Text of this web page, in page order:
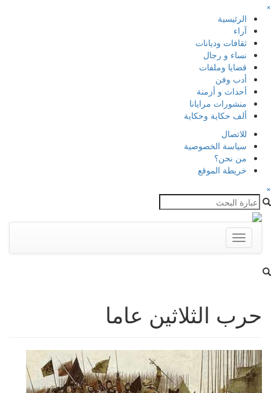
×
الرئيسية
آراء
ثقافات وديانات
نساء و رجال
قضايا وملفات
أدب وفن
أحداث و أزمنة
منشورات مرايانا
ألف حكاية وحكاية
للاتصال
سياسة الخصوصية
من نحن؟
خريطة الموقع
×
Toggle
navigation
حرب الثلاثين عاما